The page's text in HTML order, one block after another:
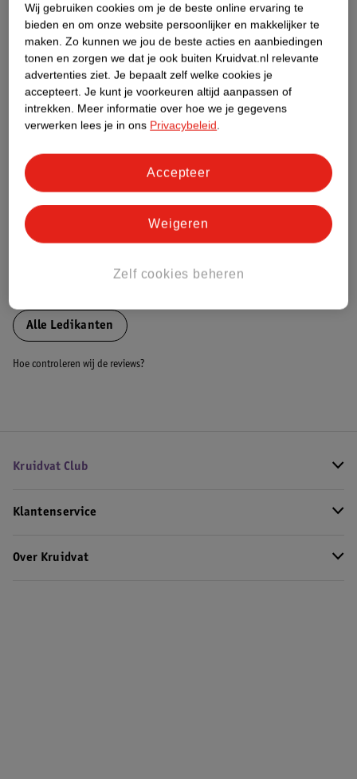
Over dit product
Productinformatie
Nature Impact Score
Dit product heeft (nog) geen Nature
Meer informatie
Bestel & Bezorginformatie
Alle Ledikanten
Hoe controleren wij de reviews?
Kruidvat Club
Klantenservice
Over Kruidvat
Wij gebruiken cookies om je de beste online ervaring te
bieden en om onze website persoonlijker en makkelijker te
maken. Zo kunnen we jou de beste acties en aanbiedingen
tonen en zorgen we dat je ook buiten Kruidvat.nl relevante
advertenties ziet. Je bepaalt zelf welke cookies je
accepteert. Je kunt je voorkeuren altijd aanpassen of
intrekken. Meer informatie over hoe we je gegevens
verwerken lees je in ons Privacybeleid.
Zelf cookies beheren
Weigeren
Accepteer